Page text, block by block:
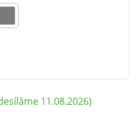
11.08.2026)